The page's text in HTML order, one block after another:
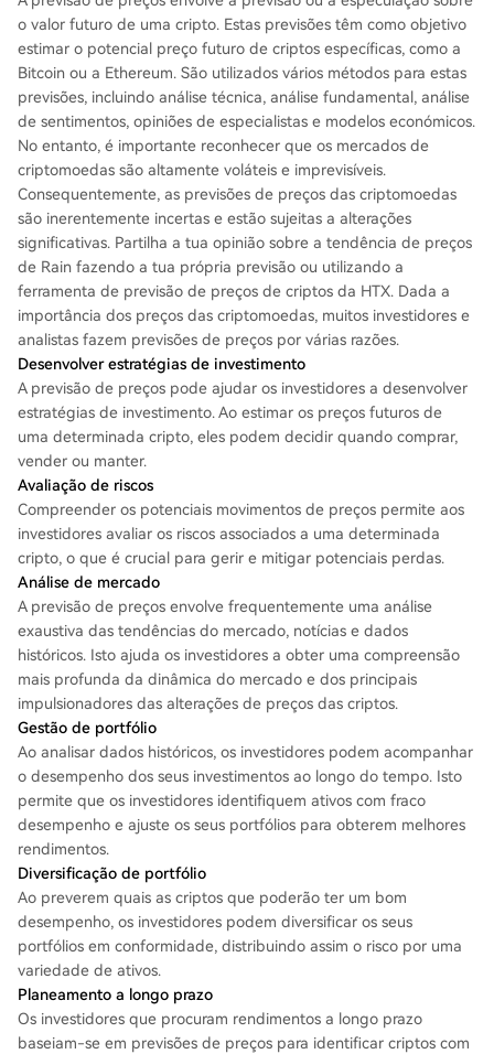
o valor futuro de uma cripto. Estas previsões têm como objetivo
estimar o potencial preço futuro de criptos específicas, como a
Bitcoin ou a Ethereum. São utilizados vários métodos para estas
previsões, incluindo análise técnica, análise fundamental, análise
de sentimentos, opiniões de especialistas e modelos económicos.
No entanto, é importante reconhecer que os mercados de
criptomoedas são altamente voláteis e imprevisíveis.
Consequentemente, as previsões de preços das criptomoedas
são inerentemente incertas e estão sujeitas a alterações
significativas. Partilha a tua opinião sobre a tendência de preços
de Rain fazendo a tua própria previsão ou utilizando a
ferramenta de previsão de preços de criptos da HTX. Dada a
importância dos preços das criptomoedas, muitos investidores e
analistas fazem previsões de preços por várias razões.
Desenvolver estratégias de investimento
A previsão de preços pode ajudar os investidores a desenvolver
estratégias de investimento. Ao estimar os preços futuros de
uma determinada cripto, eles podem decidir quando comprar,
vender ou manter.
Avaliação de riscos
Compreender os potenciais movimentos de preços permite aos
investidores avaliar os riscos associados a uma determinada
cripto, o que é crucial para gerir e mitigar potenciais perdas.
Análise de mercado
A previsão de preços envolve frequentemente uma análise
exaustiva das tendências do mercado, notícias e dados
históricos. Isto ajuda os investidores a obter uma compreensão
mais profunda da dinâmica do mercado e dos principais
impulsionadores das alterações de preços das criptos.
Gestão de portfólio
Ao analisar dados históricos, os investidores podem acompanhar
o desempenho dos seus investimentos ao longo do tempo. Isto
permite que os investidores identifiquem ativos com fraco
desempenho e ajuste os seus portfólios para obterem melhores
rendimentos.
Diversificação de portfólio
Ao preverem quais as criptos que poderão ter um bom
desempenho, os investidores podem diversificar os seus
portfólios em conformidade, distribuindo assim o risco por uma
variedade de ativos.
Planeamento a longo prazo
Os investidores que procuram rendimentos a longo prazo
baseiam-se em previsões de preços para identificar criptos com